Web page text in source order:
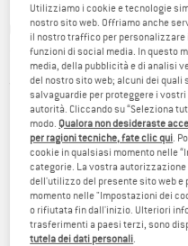
GIRO -Women's
24%) - Maschera da
(0)
Utilizziamo i cookie e tecnologie
nostro sito web. Offriamo anche
il nostro traffico per
funzioni di social media. In questo
media, della pubblicità e di analisi
del nostro sito web; alcuni dei
salvaguardie per proteggere i
autorità. Cliccando su “Seleziona
modo. Qualora non desideraste
per ragioni tecniche, fate clic qui .
cookie in qualsiasi momento nelle
categorie. La vostra
dell'utilizzo del presente sito web e
momento nelle "Impostazioni dei
o rifiutata fin dall'inizio. Ulteriori
trasferimenti a paesi terzi, sono
tutela dei dati personali